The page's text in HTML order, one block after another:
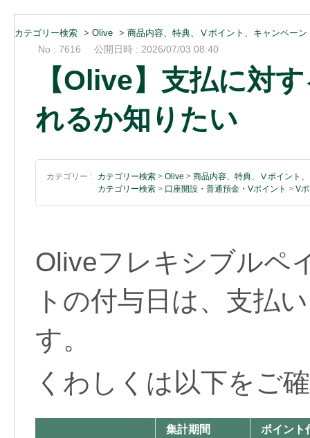
カテゴリー検索 > Olive > 商品内容、特典、Ⅴポイント、キャンペーン
No : 7616 公開日時 : 2026/07/03 08:40
【Olive】支払に対
れるか知りたい
カテゴリー : カテゴリー検索 > Olive > 商品内容、特典、Ⅴポイント
カテゴリー検索 > 口座開設・普通預金・Vポイント > V
Oliveフレキシブルペ
トの付与日は、支払
す。
くわしくは以下をご
集計期間
ポイント